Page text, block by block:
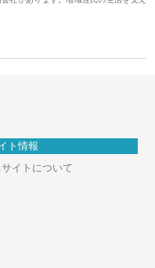
ト情報
サイトについて